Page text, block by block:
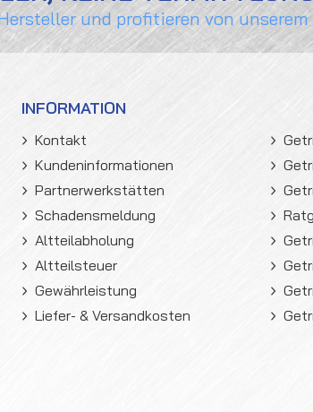
und profitieren von
INFORMATION
Kontakt
Kundeninformationen
Partnerwerkstätten
Schadensmeldung
Altteilabholung
Altteilsteuer
Gewährleistung
Liefer- & Versandkosten